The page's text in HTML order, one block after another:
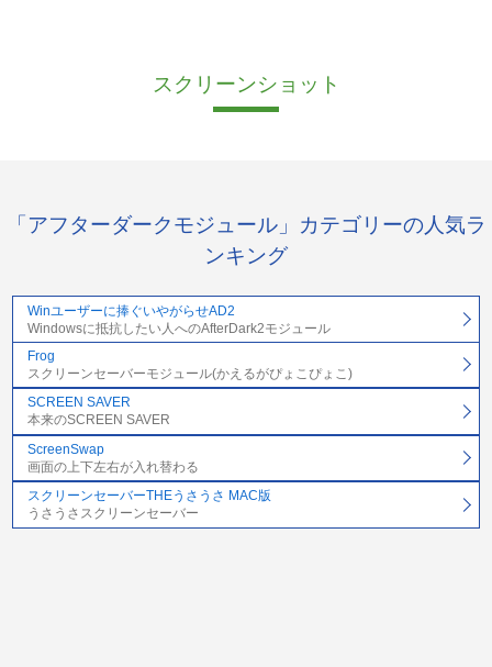
スクリーンショット
「アフターダークモジュール」カテゴリーの人気ラ
ンキング
Winユーザーに捧ぐいやがらせAD2
Windowsに抵抗したい人へのAfterDark2モジュール
Frog
スクリーンセーバーモジュール(かえるがぴょこぴょこ)
SCREEN SAVER
本来のSCREEN SAVER
ScreenSwap
画面の上下左右が入れ替わる
スクリーンセーバーTHEうさうさ MAC版
うさうさスクリーンセーバー